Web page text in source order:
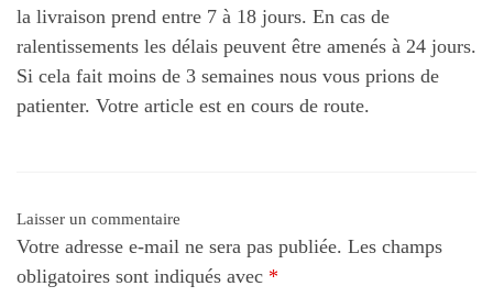
la livraison prend entre 7 à 18 jours. En cas de
ralentissements les délais peuvent être amenés à 24 jours.
Si cela fait moins de 3 semaines nous vous prions de
patienter. Votre article est en cours de route.
Laisser un commentaire
Votre adresse e-mail ne sera pas publiée. Les champs
obligatoires sont indiqués avec *